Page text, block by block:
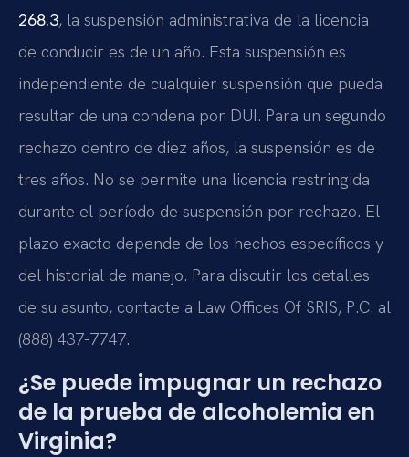
268.3, la suspensión administrativa de la licencia
de conducir es de un año. Esta suspensión es
independiente de cualquier suspensión que pueda
resultar de una condena por DUI. Para un segundo
rechazo dentro de diez años, la suspensión es de
tres años. No se permite una licencia restringida
durante el período de suspensión por rechazo. El
plazo exacto depende de los hechos específicos y
del historial de manejo. Para discutir los detalles
de su asunto, contacte a Law Offices Of SRIS, P.C. al
(888) 437-7747.
¿Se puede impugnar un rechazo
de la prueba de alcoholemia en
Virginia?